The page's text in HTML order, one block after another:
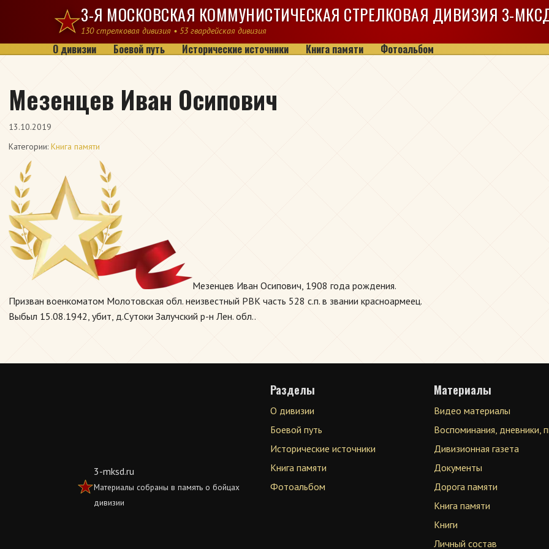
Перейти к содержимому3-Я МОСКОВСКАЯ КОММУНИСТИЧЕСКАЯ СТРЕЛКОВАЯ ДИВИЗИЯ 3-
130 стрелковая дивизия • 53 гвардейская дивизия
О дивизии Боевой путь Исторические источники Книга памяти Фотоальбом
Мезенцев Иван Осипович
13.10.2019
Категории: Книга памяти
Мезенцев Иван Осипович, 1908 года рождения.
Призван военкоматом Молотовская обл. неизвестный РВК часть 528 с.п. в звании красноармеец.
Выбыл 15.08.1942, убит, д.Сутоки Залучский р-н Лен. обл..
3-mksd.ru
Материалы собраны в память о бойцах
дивизии
Разделы
О дивизии
Боевой путь
Исторические источники
Книга памяти
Фотоальбом
Материалы
Видео материалы
Воспоминания, дневники,
Дивизионная газета
Документы
Дорога памяти
Книга памяти
Книги
Личный состав